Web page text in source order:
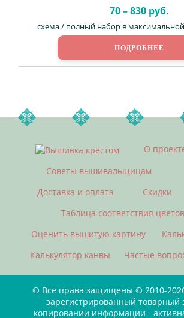
70 – 830 руб.
схема / полный набор в
ПОДРОБНЕЕ
О
Советы вышивальщицам
Доставка и оплата
Скидки
Таблица соответствия
Оценить вышитую картину
Калькулятор канвы
Частые
© Все права защищены © 2010-
зарегистрированный товарный
копировании информации -